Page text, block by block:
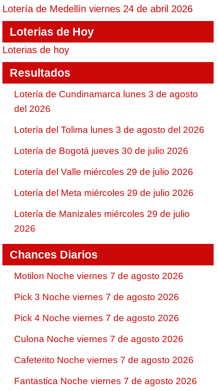
Lotería de Medellín viernes 24 de abril 2026
Loterias de Hoy
Loterias de hoy
Resultados
Lotería de Cundinamarca lunes 3 de agosto
del 2026
Lotería del Tolima lunes 3 de agosto del 2026
Lotería de Bogotá jueves 30 de julio 2026
Lotería del Valle miércoles 29 de julio 2026
Lotería del Meta miércoles 29 de julio 2026
Lotería de Manizales miércoles 29 de julio
2026
Chances Diarios
Motilon Noche viernes 7 de agosto 2026
Pick 3 Noche viernes 7 de agosto 2026
Pick 4 Noche viernes 7 de agosto 2026
Culona Noche viernes 7 de agosto 2026
Cafeterito Noche viernes 7 de agosto 2026
Fantastica Noche viernes 7 de agosto 2026